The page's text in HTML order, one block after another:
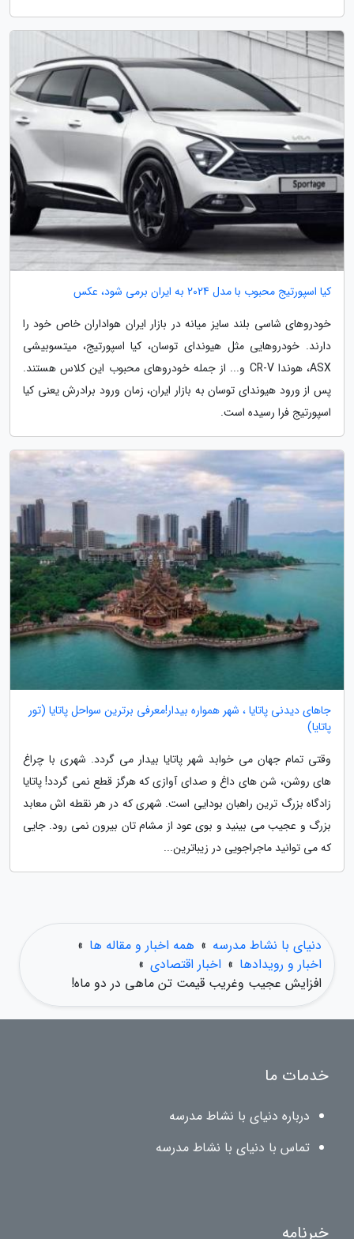
کیا اسپورتیج محبوب با مدل 2024 به ایران برمی شود، عکس
خودروهای شاسی بلند سایز میانه در بازار ایران هواداران خاص خود را
دارند. خودروهایی مثل هیوندای توسان، کیا اسپورتیج، میتسوبیشی
ASX، هوندا CR-V و... از جمله خودروهای محبوب این کلاس هستند.
پس از ورود هیوندای توسان به بازار ایران، زمان ورود برادرش یعنی کیا
اسپورتیج فرا رسیده است.
جاهای دیدنی پاتایا ، شهر همواره بیدار!معرفی برترین سواحل پاتایا (تور
پاتایا)
وقتی تمام جهان می خوابد شهر پاتایا بیدار می گردد. شهری با چراغ
های روشن، شن های داغ و صدای آوازی که هرگز قطع نمی گردد! پاتایا
زادگاه بزرگ ترین راهبان بودایی است. شهری که در هر نقطه اش معابد
بزرگ و عجیب می بینید و بوی عود از مشام تان بیرون نمی رود. جایی
که می توانید ماجراجویی در زیباترین...
دنیای با نشاط مدرسه » همه اخبار و مقاله ها »
اخبار و رویدادها » اخبار اقتصادی »
افزایش عجیب وغریب قیمت تن ماهی در دو ماه!
خدمات ما
درباره دنیای با نشاط مدرسه
تماس با دنیای با نشاط مدرسه
خبرنامه